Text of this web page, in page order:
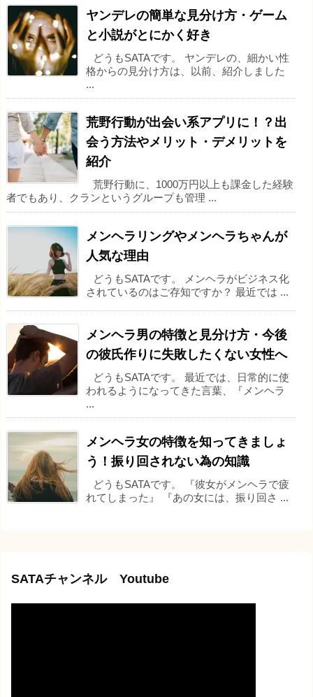
ヤンデレの簡単な見分け方・ゲーム
と小説がとにかく好き
どうもSATAです。 ヤンデレの、細かい性
格からの見分け方は、以前、紹介しました
...
荒野行動が出会い系アプリに！？出
会う方法やメリット・デメリットを
紹介
荒野行動に、1000万円以上も課金した経験
者でもあり、クランというグループも管理 ...
メンヘラリングやメンヘラちゃんが
人気な理由
どうもSATAです。 メンヘラがビジネス化
されているのはご存知ですか？ 最近では ...
メンヘラ男の特徴と見分け方・今後
の彼氏作りに失敗したくない女性へ
どうもSATAです。 最近では、日常的に使
われるようになってきた言葉、『メンヘラ
...
メンヘラ女の特徴を知ってきましょ
う！振り回されない為の知識
どうもSATAです。 『彼女がメンヘラで疲
れてしまった』 『あの女には、振り回さ ...
SATAチャンネル Youtube